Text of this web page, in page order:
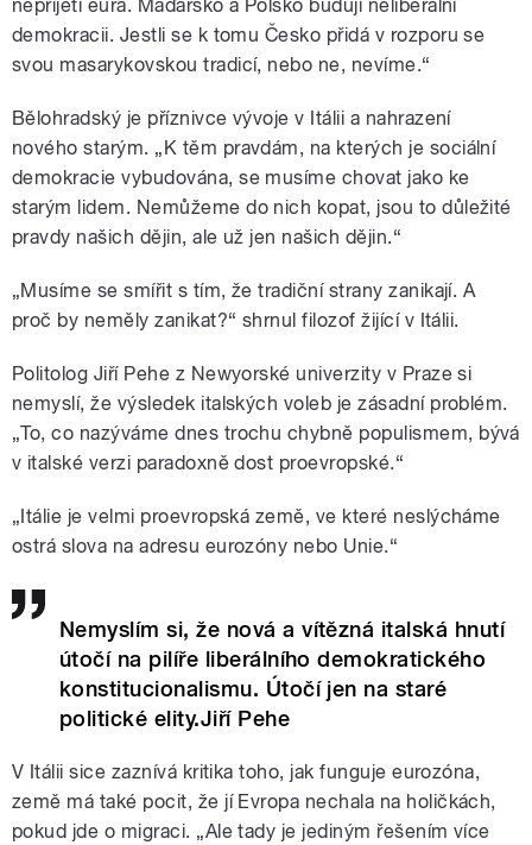
nepřijetí eura. Maďarsko a Polsko budují neliberální
demokracii. Jestli se k tomu Česko přidá v rozporu se
svou masarykovskou tradicí, nebo ne, nevíme.“
Bělohradský je příznivce vývoje v Itálii a nahrazení
nového starým. „K těm pravdám, na kterých je sociální
demokracie vybudována, se musíme chovat jako ke
starým lidem. Nemůžeme do nich kopat, jsou to důležité
pravdy našich dějin, ale už jen našich dějin.“
„Musíme se smířit s tím, že tradiční strany zanikají. A
proč by neměly zanikat?“ shrnul filozof žijící v Itálii.
Politolog Jiří Pehe z Newyorské univerzity v Praze si
nemyslí, že výsledek italských voleb je zásadní problém.
„To, co nazýváme dnes trochu chybně populismem, bývá
v italské verzi paradoxně dost proevropské.“
„Itálie je velmi proevropská země, ve které neslýcháme
ostrá slova na adresu eurozóny nebo Unie.“
Nemyslím si, že nová a vítězná italská hnutí
útočí na pilíře liberálního demokratického
konstitucionalismu. Útočí jen na staré
politické elity.Jiří Pehe
V Itálii sice zaznívá kritika toho, jak funguje eurozóna,
země má také pocit, že jí Evropa nechala na holičkách,
pokud jde o migraci. „Ale tady je jediným řešením více